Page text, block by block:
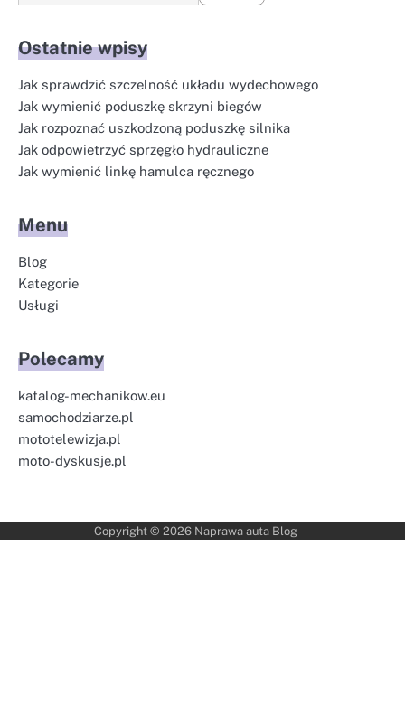
Ostatnie wpisy
Jak sprawdzić szczelność układu wydechowego
Jak wymienić poduszkę skrzyni biegów
Jak rozpoznać uszkodzoną poduszkę silnika
Jak odpowietrzyć sprzęgło hydrauliczne
Jak wymienić linkę hamulca ręcznego
Menu
Blog
Kategorie
Usługi
Polecamy
katalog-mechanikow.eu
samochodziarze.pl
mototelewizja.pl
moto-dyskusje.pl
Copyright © 2026 Naprawa auta Blog